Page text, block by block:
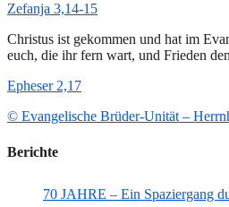
Zefanja 3,14-15
Christus ist gekommen und hat im
euch, die ihr fern wart, und Frieden
Epheser 2,17
© Evangelische Brüder-Unität –
Berichte
70 JAHRE – Ein Spaziergang